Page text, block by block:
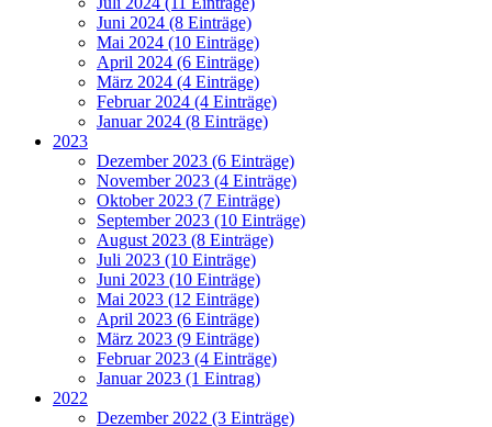
Juni 2024 (8 Einträge)
Mai 2024 (10 Einträge)
April 2024 (6 Einträge)
März 2024 (4 Einträge)
Februar 2024 (4 Einträge)
Januar 2024 (8 Einträge)
2023
Dezember 2023 (6 Einträge)
November 2023 (4 Einträge)
Oktober 2023 (7 Einträge)
September 2023 (10 Einträge)
August 2023 (8 Einträge)
Juli 2023 (10 Einträge)
Juni 2023 (10 Einträge)
Mai 2023 (12 Einträge)
April 2023 (6 Einträge)
März 2023 (9 Einträge)
Februar 2023 (4 Einträge)
Januar 2023 (1 Eintrag)
2022
Dezember 2022 (3 Einträge)